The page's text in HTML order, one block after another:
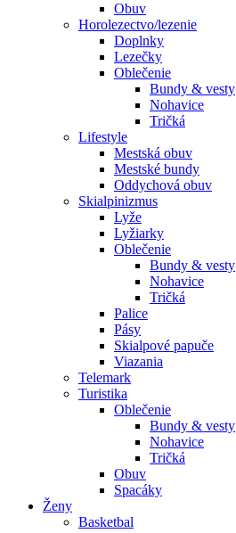
Obuv
Horolezectvo/lezenie
Doplnky
Lezečky
Oblečenie
Bundy & vesty
Nohavice
Tričká
Lifestyle
Mestská obuv
Mestské bundy
Oddychová obuv
Skialpinizmus
Lyže
Lyžiarky
Oblečenie
Bundy & vesty
Nohavice
Tričká
Palice
Pásy
Skialpové papuče
Viazania
Telemark
Turistika
Oblečenie
Bundy & vesty
Nohavice
Tričká
Obuv
Spacáky
Ženy
Basketbal